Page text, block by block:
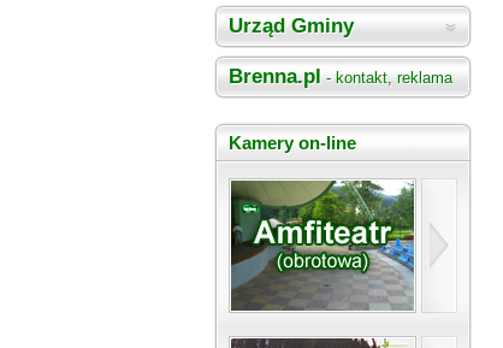
Urząd Gminy
Brenna.pl- kontakt, reklama
Kamery on-line